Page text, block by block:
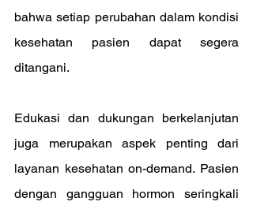
bahwa setiap perubahan dalam kondisi
kesehatan pasien dapat segera
ditangani.
Edukasi dan dukungan berkelanjutan
juga merupakan aspek penting dari
layanan kesehatan on-demand. Pasien
dengan gangguan hormon seringkali